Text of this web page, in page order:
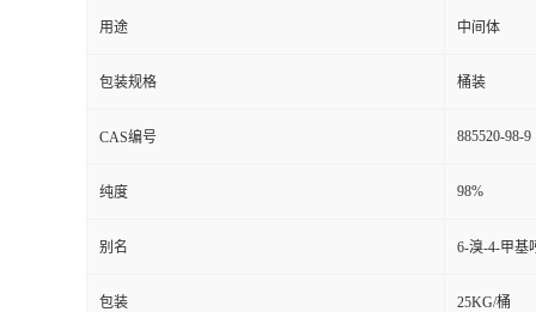
用途 中间体
包装规格 桶装
CAS编号 885520-98-9
纯度 98%
别名 6-溴-4-甲基
包装 25KG/桶